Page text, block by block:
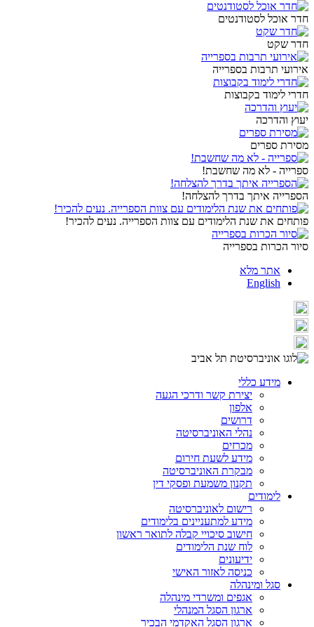
חדר אוכל לסטודנטים
חדר שקט
אירועי תרבות בספרייה
חדרי לימוד בקבוצות
יעוץ והדרכה
מסירת ספרים
ספרייה - לא מה שחשבת!
הספרייה איתך בדרך להצלחה!
פותחים את שנת הלימודים עם צוות הספרייה. נעים להכיר!
סיור הכרות בספרייה
אתר מלא
English
מידע כללי
יצירת קשר ודרכי הגעה
אלפון
דרושים
נהלי האוניברסיטה
מכרזים
מידע לשעת חירום
מבקרת האוניברסיטה
תקנון משמעת ופסקי דין
לימודים
רישום לאוניברסיטה
מידע למתעניינים בלימודים
חישוב סיכויי קבלה לתואר ראשון
לוח שנת הלימודים
ידיעונים
כניסה לאזור האישי
סגל ומינהלה
אגפים ומשרדי מינהלה
ארגון הסגל המנהלי
ארגון הסגל האקדמי הבכיר